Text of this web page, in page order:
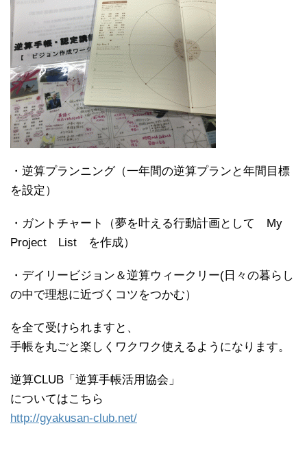
・逆算プランニング（一年間の逆算プランと年間目標
を設定）
・ガントチャート（夢を叶える行動計画として My
Project List を作成）
・デイリービジョン＆逆算ウィークリー(日々の暮らし
の中で理想に近づくコツをつかむ）
を全て受けられますと、
手帳を丸ごと楽しくワクワク使えるようになります。
逆算CLUB「逆算手帳活用協会」
についてはこちら
http://gyakusan-club.net/